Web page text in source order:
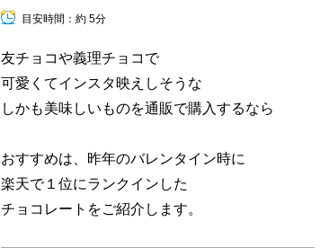
目安時間： 約 5分
友チョコや義理チョコで
可愛くてインスタ映えしそうな
しかも美味しいものを通販で購入するなら
おすすめは、昨年のバレンタイン時に
楽天で１位にランクインした
チョコレートをご紹介します。